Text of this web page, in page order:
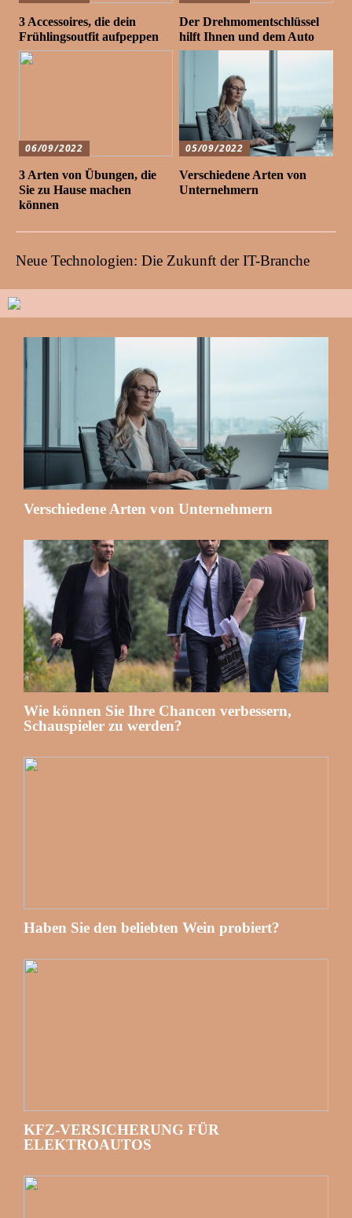
3 Accessoires, die dein
Frühlingsoutfit aufpeppen
Der Drehmomentschlüssel
hilft Ihnen und dem Auto
06/09/2022
3 Arten von Übungen, die
Sie zu Hause machen
können
05/09/2022
Verschiedene Arten von
Unternehmern
Neue Technologien: Die Zukunft der IT-Branche
Verschiedene Arten von Unternehmern
Wie können Sie Ihre Chancen verbessern,
Schauspieler zu werden?
Haben Sie den beliebten Wein probiert?
KFZ-VERSICHERUNG FÜR
ELEKTROAUTOS